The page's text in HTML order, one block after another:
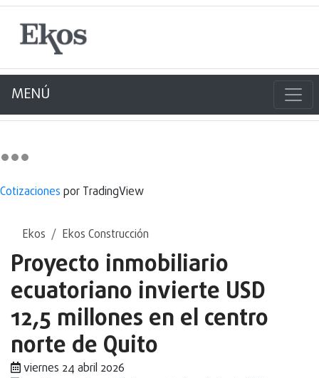
MENÚ
Cotizaciones por TradingView
Ekos Ekos Construcción
Proyecto inmobiliario
ecuatoriano invierte USD
12,5 millones en el centro
norte de Quito
viernes 24 abril 2026